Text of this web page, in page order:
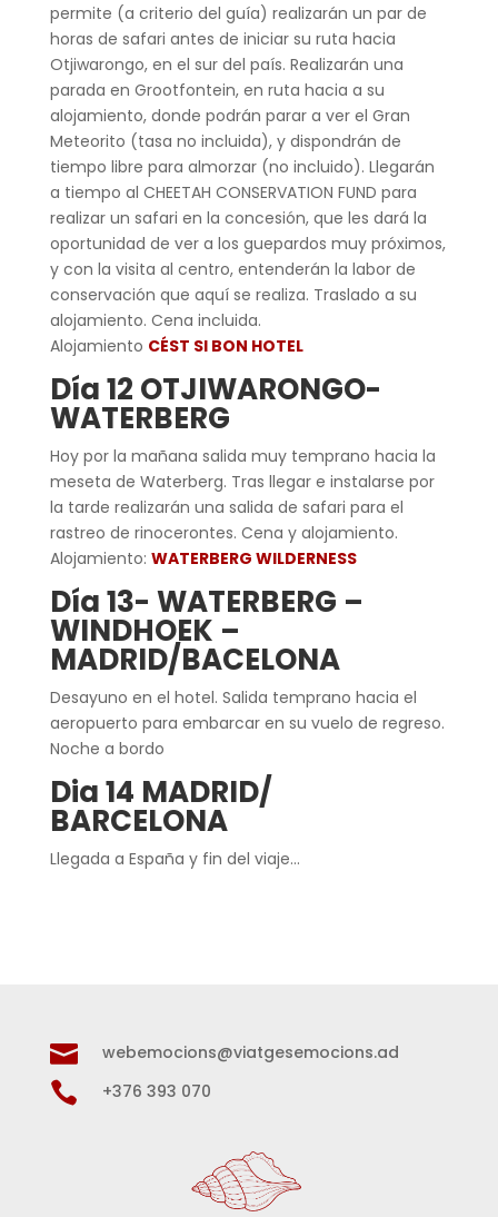
permite (a criterio del guía) realizarán un par de
horas de safari antes de iniciar su ruta hacia
Otjiwarongo, en el sur del país. Realizarán una
parada en Grootfontein, en ruta hacia a su
alojamiento, donde podrán parar a ver el Gran
Meteorito (tasa no incluida), y dispondrán de
tiempo libre para almorzar (no incluido). Llegarán
a tiempo al CHEETAH CONSERVATION FUND para
realizar un safari en la concesión, que les dará la
oportunidad de ver a los guepardos muy próximos,
y con la visita al centro, entenderán la labor de
conservación que aquí se realiza. Traslado a su
alojamiento. Cena incluida.
Alojamiento CÉST SI BON HOTEL
Día 12 OTJIWARONGO-
WATERBERG
Hoy por la mañana salida muy temprano hacia la
meseta de Waterberg. Tras llegar e instalarse por
la tarde realizarán una salida de safari para el
rastreo de rinocerontes. Cena y alojamiento.
Alojamiento: WATERBERG WILDERNESS
Día 13- WATERBERG –
WINDHOEK –
MADRID/BACELONA
Desayuno en el hotel. Salida temprano hacia el
aeropuerto para embarcar en su vuelo de regreso.
Noche a bordo
Dia 14 MADRID/
BARCELONA
Llegada a España y fin del viaje…
 webemocions@viatgesemocions.ad
 +376 393 070